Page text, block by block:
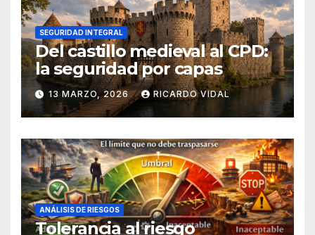
SEGURIDAD INTEGRAL
Del castillo medieval al CPD:
la seguridad por capas
13 MARZO, 2026 RICARDO VIDAL
ANÁLISIS DE RIESGOS
Tolerancia al riesgo